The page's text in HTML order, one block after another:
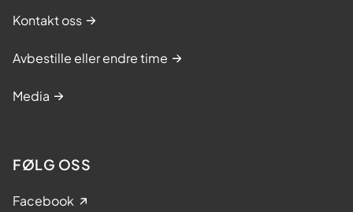
Kontakt oss
Avbestille eller endre time
Media
FØLG OSS
Facebook